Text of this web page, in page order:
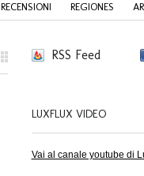
RECENSIONI REGIONES
RSS Feed
LUXFLUX VIDEO
Vai al canale youtube di